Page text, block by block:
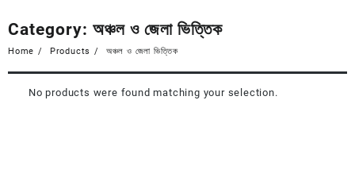
Category: অঞ্চল ও জেলা ভিত্তিক
Home Products অঞ্চল ও জেলা ভিত্তিক
No products were found matching your selection.